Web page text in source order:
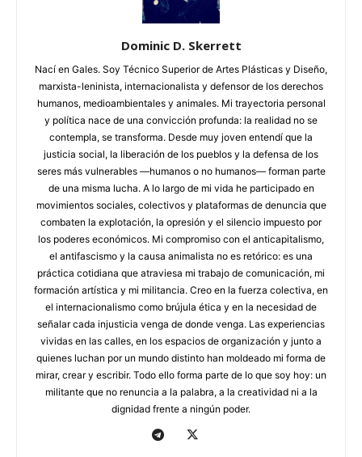
Dominic D. Skerrett
Nací en Gales. Soy Técnico Superior de Artes Plásticas y Diseño,
marxista-leninista, internacionalista y defensor de los derechos
humanos, medioambientales y animales. Mi trayectoria personal
y política nace de una convicción profunda: la realidad no se
contempla, se transforma. Desde muy joven entendí que la
justicia social, la liberación de los pueblos y la defensa de los
seres más vulnerables —humanos o no humanos— forman parte
de una misma lucha. A lo largo de mi vida he participado en
movimientos sociales, colectivos y plataformas de denuncia que
combaten la explotación, la opresión y el silencio impuesto por
los poderes económicos. Mi compromiso con el anticapitalismo,
el antifascismo y la causa animalista no es retórico: es una
práctica cotidiana que atraviesa mi trabajo de comunicación, mi
formación artística y mi militancia. Creo en la fuerza colectiva, en
el internacionalismo como brújula ética y en la necesidad de
señalar cada injusticia venga de donde venga. Las experiencias
vividas en las calles, en los espacios de organización y junto a
quienes luchan por un mundo distinto han moldeado mi forma de
mirar, crear y escribir. Todo ello forma parte de lo que soy hoy: un
militante que no renuncia a la palabra, a la creatividad ni a la
dignidad frente a ningún poder.